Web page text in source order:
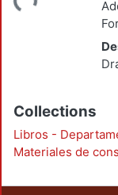
Collections
Libros -
Materiales de